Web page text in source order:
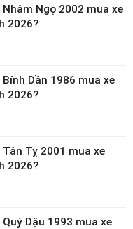
Ngọ 2002 mua xe
2026?
Dần 1986 mua xe
2026?
Tỵ 2001 mua xe
2026?
Dậu 1993 mua xe